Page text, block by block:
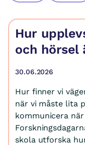
Hur
och hörsel
30.06.2026
Hur finner vi
när vi måste lita
kommunicera
skola utforska